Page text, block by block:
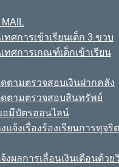
ทศการเข้าเรียนเด็ก 3 ขวบ
ทศการเกณฑ์เด็กเข้าเรียน
ตามตรวจสอบเงินฝากคลัง
ตามตรวจสอบสินทรัพย์
มีบัตรออนไลน์
แจ้งเรื่องร้องเรียนการทุจ
งผลการเลื่อนเงินเดือนด้วย